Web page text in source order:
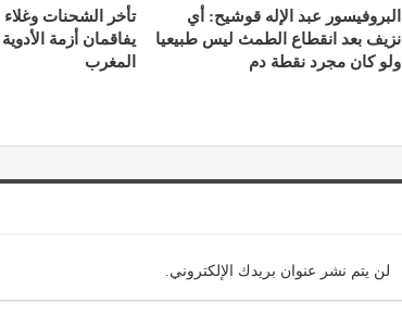
البروفيسور عبد الإله قوشيح: أي
نزيف بعد انقطاع الطمث ليس طبيعيا
ولو كان مجرد نقطة دم
تأخر الشحنات
يفاقمان أزمة
المغرب
لن يتم نشر عنوان بريدك الإلكتروني.
مصحة الجامعة